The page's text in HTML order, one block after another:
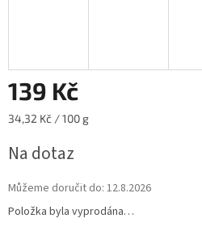
139 Kč
Měrná
34,32 Kč / 100 g
Na dotaz
Můžeme doručit do: 12.8.2026
Položka byla vyprodána…